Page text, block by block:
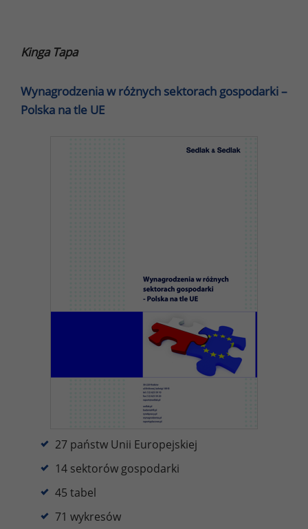
Kinga Tapa
Wynagrodzenia w różnych sektorach gospodarki –
Polska na tle UE
27 państw Unii Europejskiej
14 sektorów gospodarki
45 tabel
71 wykresów